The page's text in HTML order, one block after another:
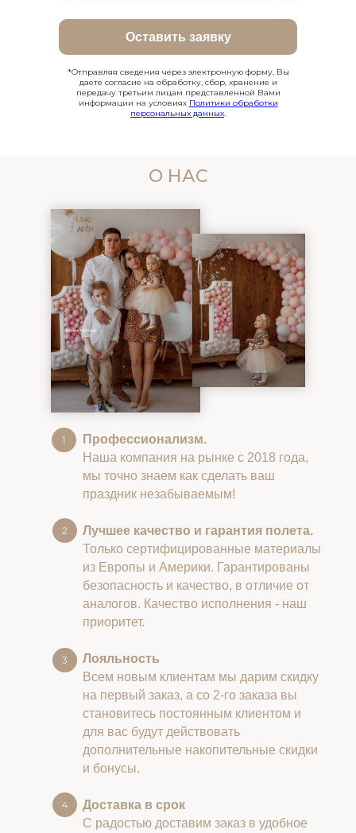
Оставить заявку
*Отправляя сведения через электронную форму, Вы
даете согласие на обработку, сбор, хранение и
передачу третьим лицам представленной Вами
информации на условиях Политики обработки
персональных данных.
О НАС
Профессионализм.
Наша компания на рынке с 2018 года,
мы точно знаем как сделать ваш
праздник незабываемым!
Лучшее качество и гарантия полета.
Только сертифицированные материалы
из Европы и Америки. Гарантированы
безопасность и качество, в отличие от
аналогов. Качество исполнения - наш
приоритет.
Лояльность
Всем новым клиентам мы дарим скидку
на первый заказ, а со 2-го заказа вы
становитесь постоянным клиентом и
для вас будут действовать
дополнительные накопительные скидки
и бонусы.
Доставка в срок
С радостью доставим заказ в удобное